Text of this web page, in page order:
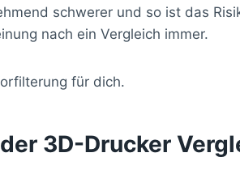
schwerer und so ist das
nach ein Vergleich immer.
für dich.
3D-Drucker